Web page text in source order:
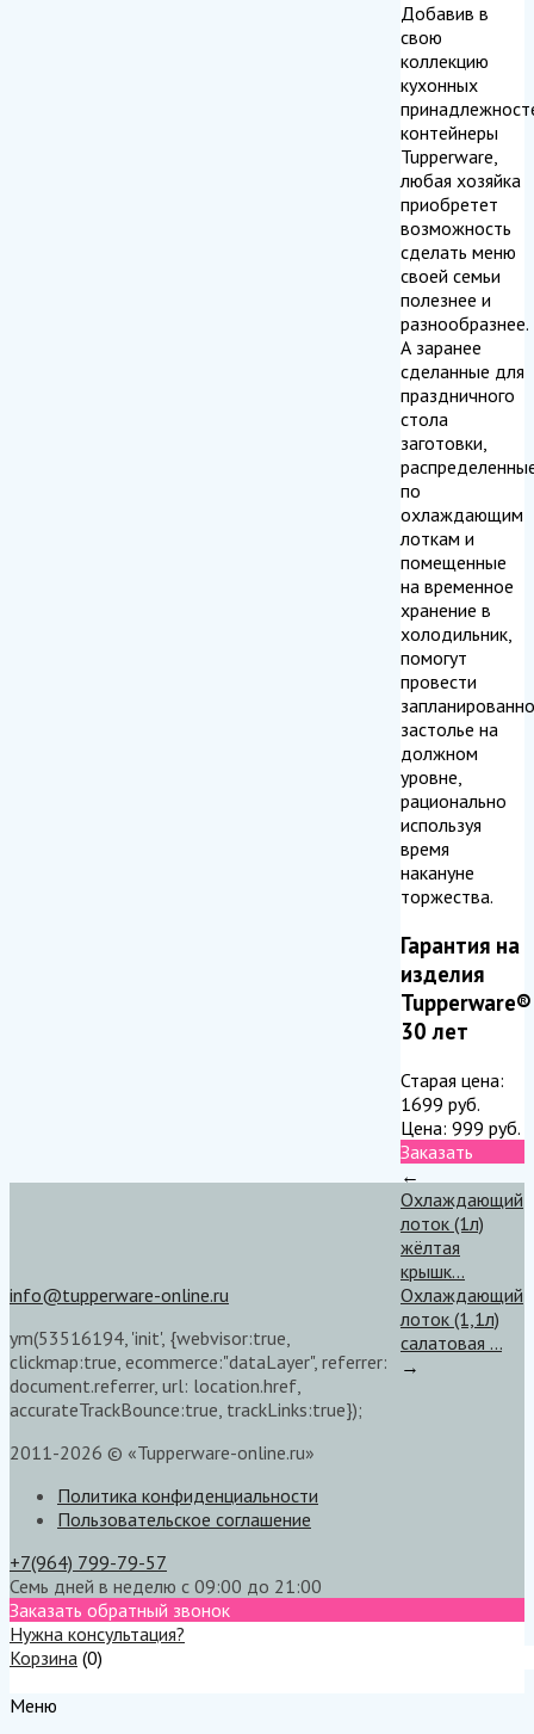
Добавив в
свою
коллекцию
кухонных
контейнеры
Tupperware,
любая хозяйка
приобретет
возможность
сделать меню
своей семьи
полезнее и
разнообразнее.
А заранее
сделанные для
праздничного
стола
заготовки,
по
охлаждающим
лоткам и
помещенные
на временное
хранение в
холодильник,
помогут
провести
застолье на
должном
уровне,
рационально
используя
время
накануне
торжества.
Гарантия на
изделия
Tupperware®
30 лет
Старая цена:
1699 руб.
Цена: 999 руб.
Заказать
←
Охлаждающий
лоток (1л)
жёлтая
крышк...
Охлаждающий
лоток (1,1л)
салатовая ...
→
info@tupperware-online.ru
ym(53516194, 'init', {webvisor:true,
clickmap:true, ecommerce:"dataLayer", referrer:
document.referrer, url: location.href,
accurateTrackBounce:true, trackLinks:true});
2011-2026 © «Tupperware-online.ru»
Политика конфиденциальности
Пользовательское соглашение
+7(964) 799-79-57
Семь дней в неделю с 09:00 до 21:00
Заказать обратный звонок
Нужна консультация?
Корзина (0)
Меню